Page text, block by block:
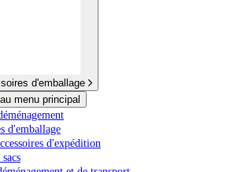
d'emballage
menu principal
d'emballage
d'expédition